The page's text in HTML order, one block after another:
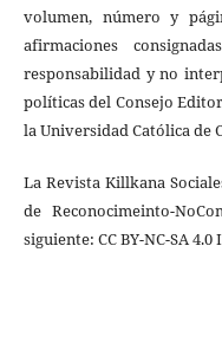
volumen, número y
afirmaciones
responsabilidad y no
políticas del Consejo
la Universidad Católica de
La Revista Killkana
de Reconocimeinto-
siguiente: CC BY-NC-SA